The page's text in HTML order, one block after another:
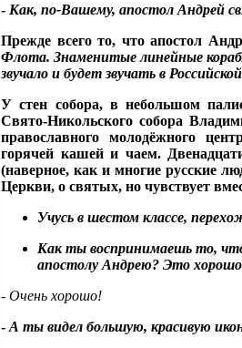
- Как, по-Вашему, апостол Андрей
Прежде всего то, что апостол
Флота. Знаменитые линейные
звучало и будет звучать в
У стен собора, в небольшом
Свято-Никольского собора
православного молодёжного
горячей кашей и чаем.
(наверное, как и многие русские
Церкви, о святых, но чувствует
Учусь в шестом классе,
Как ты воспринимаешь то,
апостолу Андрею? Это
- Очень хорошо!
- А ты видел большую, красивую